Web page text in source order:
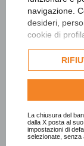
navigazione.
desideri,
cookie di
dell'utente e,
per
informazioni
Consulta
La chiusura del
dalla X posta al
impostazioni di
selezionate, senza
La
08/